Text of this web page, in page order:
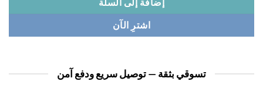
إضافة إلى السلة
اشترِ الآن
تسوقي بثقة — توصيل سريع ودفع آمن